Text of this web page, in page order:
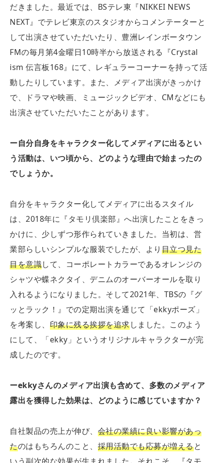
だきました。最近では、BSテレ東『NIKKEI NEWS
NEXT』でテレビ東京のスタジオからコメンテーターと
して出演させていただいたり、豊洲レインボータウン
FMの毎月第4金曜日10時半から放送される『Crystal
ism 伝言板168』にて、レギュラーコーナーを持って活
動したりしています。また、メディア出演がきっかけ
で、ドラマや映画、ミュージックビデオ、CMなどにも
出演させていただいたことがあります。
ー自分自身をキャラクター化してメディアに出るとい
う活動は、いつ頃から、どのような理由で始まったの
でしょうか。
自分をキャラクター化してメディアに出るスタイル
は、2018年に『タモリ倶楽部』へ出演したことをきっ
かけに、少しずつ形作られていきました。当初は、営
業部らしいシンプルな服装でしたが、より 目立つ見た
目を意識して、コーポレートカラーであるオレンジの
シャツや蝶ネクタイ、デニムのオーバーオールを取り
入れるようになりました。そして2021年、TBSの『グ
ッとラック！』での定期出演を通じて「ekkyポーズ」
を考案し、 印象に残る挨拶を追求しました。このよう
にして、「ekky」というオリジナルキャラクターが完
成したのです。
ーekkyさんのメディア出演も含めて、多数のメディア
露出を獲得した効果は、どのように感じていますか？
自社製品の売上が伸び、 会社の業績に良い影響があっ
たのはもちろんのこと、 採用活動でも応募が増えると